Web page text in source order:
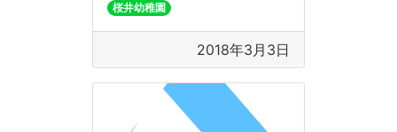
桜井幼稚園
2018年3月3日